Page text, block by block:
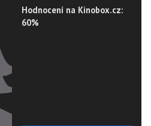
Hodnocení na Kinobox.cz:
60%